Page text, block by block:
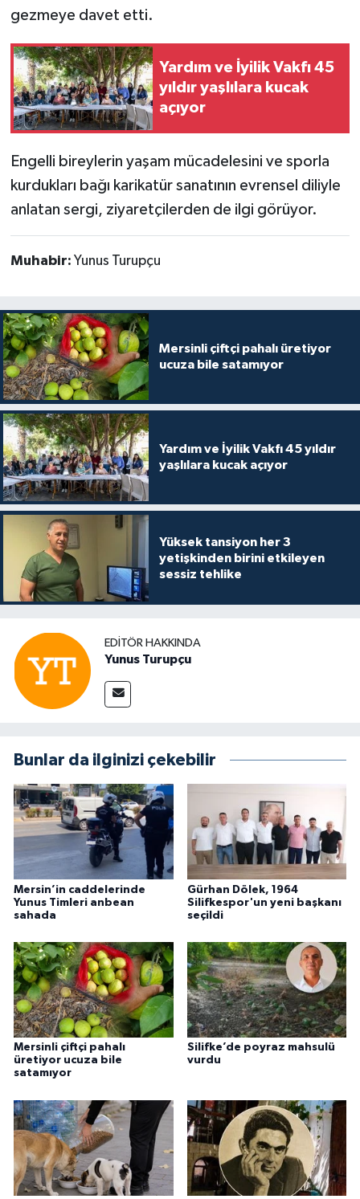
gezmeye davet etti.
Yardım ve İyilik Vakfı 45
yıldır yaşlılara kucak
açıyor
Engelli bireylerin yaşam mücadelesini ve sporla
kurdukları bağı karikatür sanatının evrensel diliyle
anlatan sergi, ziyaretçilerden de ilgi görüyor.
Muhabir: Yunus Turupçu
Mersinli çiftçi pahalı üretiyor
ucuza bile satamıyor
Yardım ve İyilik Vakfı 45 yıldır
yaşlılara kucak açıyor
Yüksek tansiyon her 3
yetişkinden birini etkileyen
sessiz tehlike
EDITÖR HAKKINDA
Yunus Turupçu
Bunlar da ilginizi çekebilir
Mersin’in caddelerinde
Yunus Timleri anbean
sahada
Gürhan Dölek, 1964
Silifkespor'un yeni başkanı
seçildi
Mersinli çiftçi pahalı
üretiyor ucuza bile
satamıyor
Silifke’de poyraz mahsulü
vurdu